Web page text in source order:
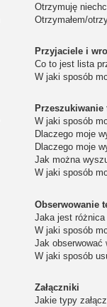
Otrzymuję
Otrzymałem/
Przyjaciele i
Co to jest lista
W jaki sposób
Przeszukiwanie
W jaki sposób
Dlaczego moje
Dlaczego moje
Jak można
W jaki sposób
Obserwowanie
Jaka jest różnica
W jaki sposób
Jak obserwować
W jaki sposób
Załączniki
Jakie typy